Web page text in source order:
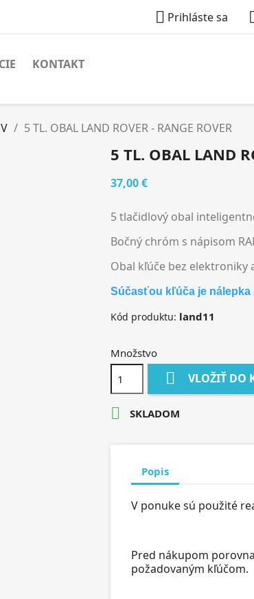
 Prihláste sa
KONTAKT
5 TL. OBAL LAND ROVER - RANGE ROVER
5 TL. OBAL LAND
37,00 €
5 tlačidlový obal
Bočný chróm s nápisom
Obal kľúče bez elektroniky
Súčasťou kľúča je nálepka
Kód produktu: land11
Množstvo
 VLOŽIŤ DO
 SKLADOM
Popis
V ponuke sú použité
Pred nákupom
požadovaným kľúčom.